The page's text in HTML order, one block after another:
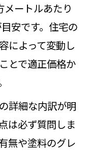
点と費用の見
ートルあたり
安です。住宅の
によって変動し
とで適正価格か
詳細な内訳が明
は必ず質問しま
無や塗料のグレ